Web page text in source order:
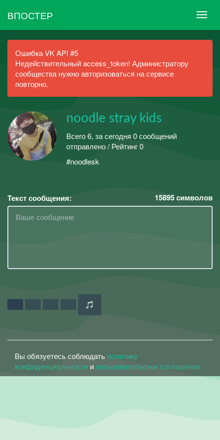
ВПОСТЕР
Ошибка VK API #5
Недействительный access_token! Администратору
сообщества нужно авторизоваться на сервисе
повторно.
noodle stray kids
Всего 6, за сегодня 0 сообщений
отправлено / Рейтинг 0
#noodlesk
Текст сообщения: 15895символов
Вы обязуетесь соблюдать политику
конфиденциальности и пользовательское соглашение